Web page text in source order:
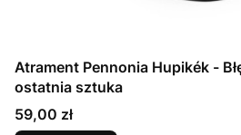
Atrament Pennonia Hupikék - Błękitny siniak (60 ml) -
ostatnia sztuka
Cena
59,00 zł